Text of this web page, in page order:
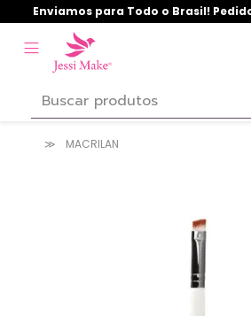
Enviamos para Todo o Brasil!
MACRILAN